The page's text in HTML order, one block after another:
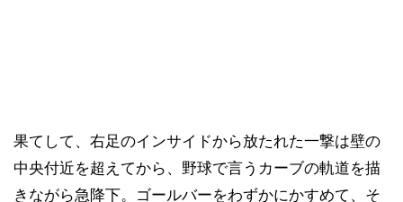
果てして、右足のインサイドから放たれた一撃は壁の
中央付近を超えてから、野球で言うカーブの軌道を描
きながら急降下。ゴールバーをわずかにかすめて、そ